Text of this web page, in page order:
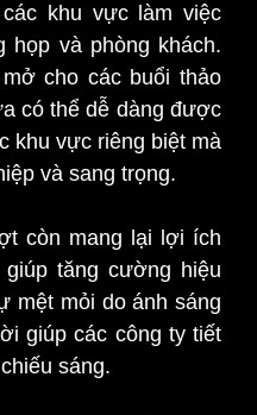
khu vực làm việc
họp và phòng khách.
cho các buổi thảo
có thể dễ dàng được
khu vực riêng biệt mà
và sang trọng.
còn mang lại lợi ích
tăng cường hiệu
mệt mỏi do ánh sáng
giúp các công ty tiết
sáng.